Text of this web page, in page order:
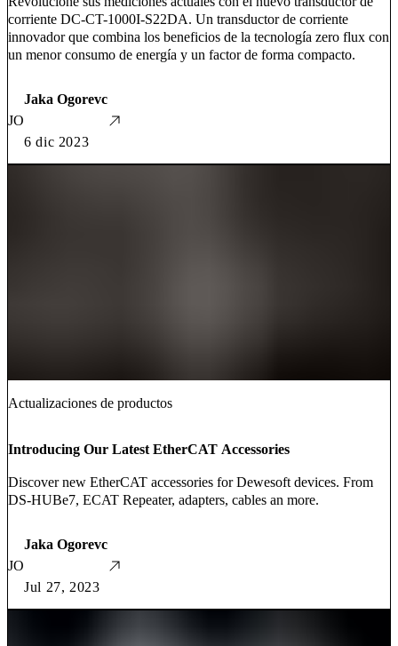
corriente DC-CT-1000I-S22DA. Un transductor de corriente
innovador que combina los beneficios de la tecnología zero flux con
un menor consumo de energía y un factor de forma compacto.
JO
Jaka Ogorevc
6 dic 2023
Actualizaciones de productos
Introducing Our Latest EtherCAT Accessories
Discover new EtherCAT accessories for Dewesoft devices. From
DS-HUBe7, ECAT Repeater, adapters, cables an more.
JO
Jaka Ogorevc
Jul 27, 2023